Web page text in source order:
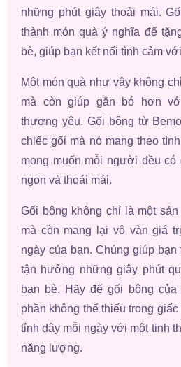
những phút giây thoải mái.
thành món quà ý nghĩa để
bè, giúp bạn kết nối tình cảm
Một món quà như vậy không
mà còn giúp gắn bó hơn
thương yêu. Gối bông từ
chiếc gối mà nó mang theo
mong muốn mỗi người đều
ngon và thoải mái.
Gối bông không chỉ là một
mà còn mang lại vô vàn giá
ngày của bạn. Chúng giúp
tận hưởng những giây phút
bạn bè. Hãy để gối bông của
phần không thể thiếu trong
tỉnh dậy mỗi ngày với một tinh
năng lượng.